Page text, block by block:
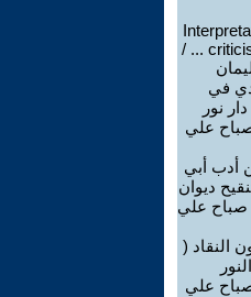
criticism/ Michael W ... /
في
نور
/ صباح علي
أدب أبي
ديوان
صباح علي
النقاد (
/ صباح علي